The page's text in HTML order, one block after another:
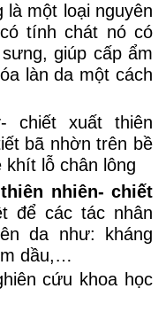
là một loại nguyên
tính chát nó có
giúp cấp ẩm
làn da một cách
chiết xuất thiên
bã nhờn trên bề
khít lỗ chân lông
nhiên- chiết
để các tác nhân
da như: kháng
dầu,…
cứu khoa học